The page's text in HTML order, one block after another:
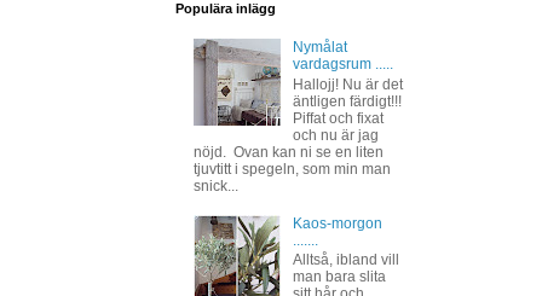
Populära inlägg
Nymålat
vardagsrum .....
Hallojj! Nu är det
äntligen färdigt!!!
Piffat och fixat
och nu är jag
nöjd. Ovan kan ni se en liten
tjuvtitt i spegeln, som min man
snick...
Kaos-morgon
Alltså, ibland vill
man bara slita